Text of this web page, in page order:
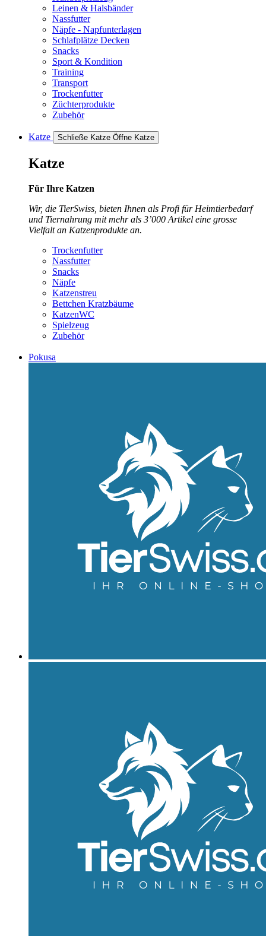
Leinen & Halsbänder
Nassfutter
Näpfe - Napfunterlagen
Schlafplätze Decken
Snacks
Sport & Kondition
Training
Transport
Trockenfutter
Züchterprodukte
Zubehör
Katze Schließe Katze Öffne Katze
Katze
Für Ihre Katzen
Wir, die TierSwiss, bieten Ihnen als Profi für Heimtierbedarf
und Tiernahrung mit mehr als 3’000 Artikel eine grosse
Vielfalt an Katzenprodukte an.
Trockenfutter
Nassfutter
Snacks
Näpfe
Katzenstreu
Bettchen Kratzbäume
KatzenWC
Spielzeug
Zubehör
Pokusa